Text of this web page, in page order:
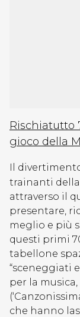
Rischiatutto
gioco della
Il
trainanti della
attraverso il
presentare,
meglio e più
questi primi
tabellone
“sceneggiati
per la
che hanno